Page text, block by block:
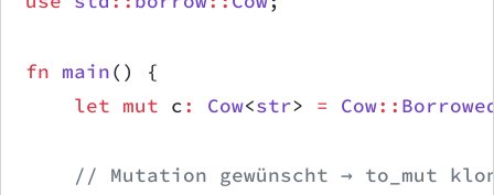
fn main() {
    let
mut c: Cow<str> = Cow::
// Mutation gewünscht → to_mut